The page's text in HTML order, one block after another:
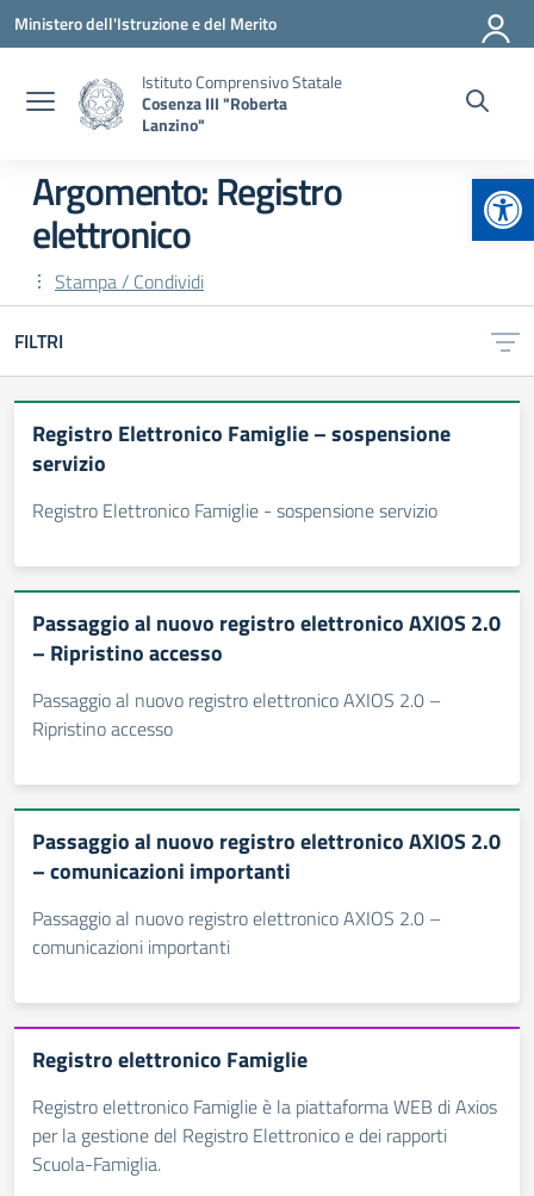
Vai ai contenuti
Vai al menu di navigazione
Vai al footer
Ministero dell'Istruzione e del Merito
Istituto Comprensivo Statale
Cosenza III "Roberta
Lanzino"
Argomento: Registro
elettronico
Stampa / Condividi
FILTRI
Registro Elettronico Famiglie – sospensione
servizio
Registro Elettronico Famiglie - sospensione servizio
Passaggio al nuovo registro elettronico AXIOS 2.0
– Ripristino accesso
Passaggio al nuovo registro elettronico AXIOS 2.0 –
Ripristino accesso
Passaggio al nuovo registro elettronico AXIOS 2.0
– comunicazioni importanti
Passaggio al nuovo registro elettronico AXIOS 2.0 –
comunicazioni importanti
Registro elettronico Famiglie
Registro elettronico Famiglie è la piattaforma WEB di Axios
per la gestione del Registro Elettronico e dei rapporti
Scuola-Famiglia.